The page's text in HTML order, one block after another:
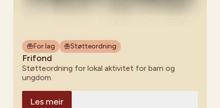
For lag Støtteordning
Frifond
Støtteordning for lokal aktivitet for barn og
ungdom.
Les meir